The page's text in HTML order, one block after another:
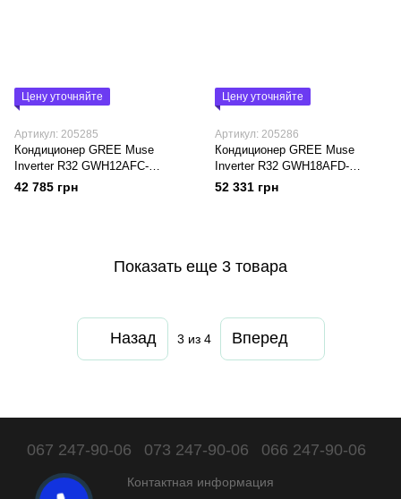
Цену уточняйте
Артикул: 205285
Кондиционер GREE Muse
Inverter R32 GWH12AFC-
K6DNA1D
42 785 грн
Цену уточняйте
Артикул: 205286
Кондиционер GREE Muse
Inverter R32 GWH18AFD-
K6DNA1D
52 331 грн
Показать еще 3 товара
Назад 3 из 4 Вперед
067 247-90-06 073 247-90-06 066 247-90-06
Контактная информация